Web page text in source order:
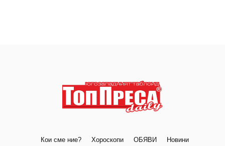
Кои сме ние? Хороскопи ОБЯВИ Новини